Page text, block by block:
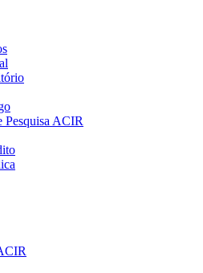
Pesquisa ACIR